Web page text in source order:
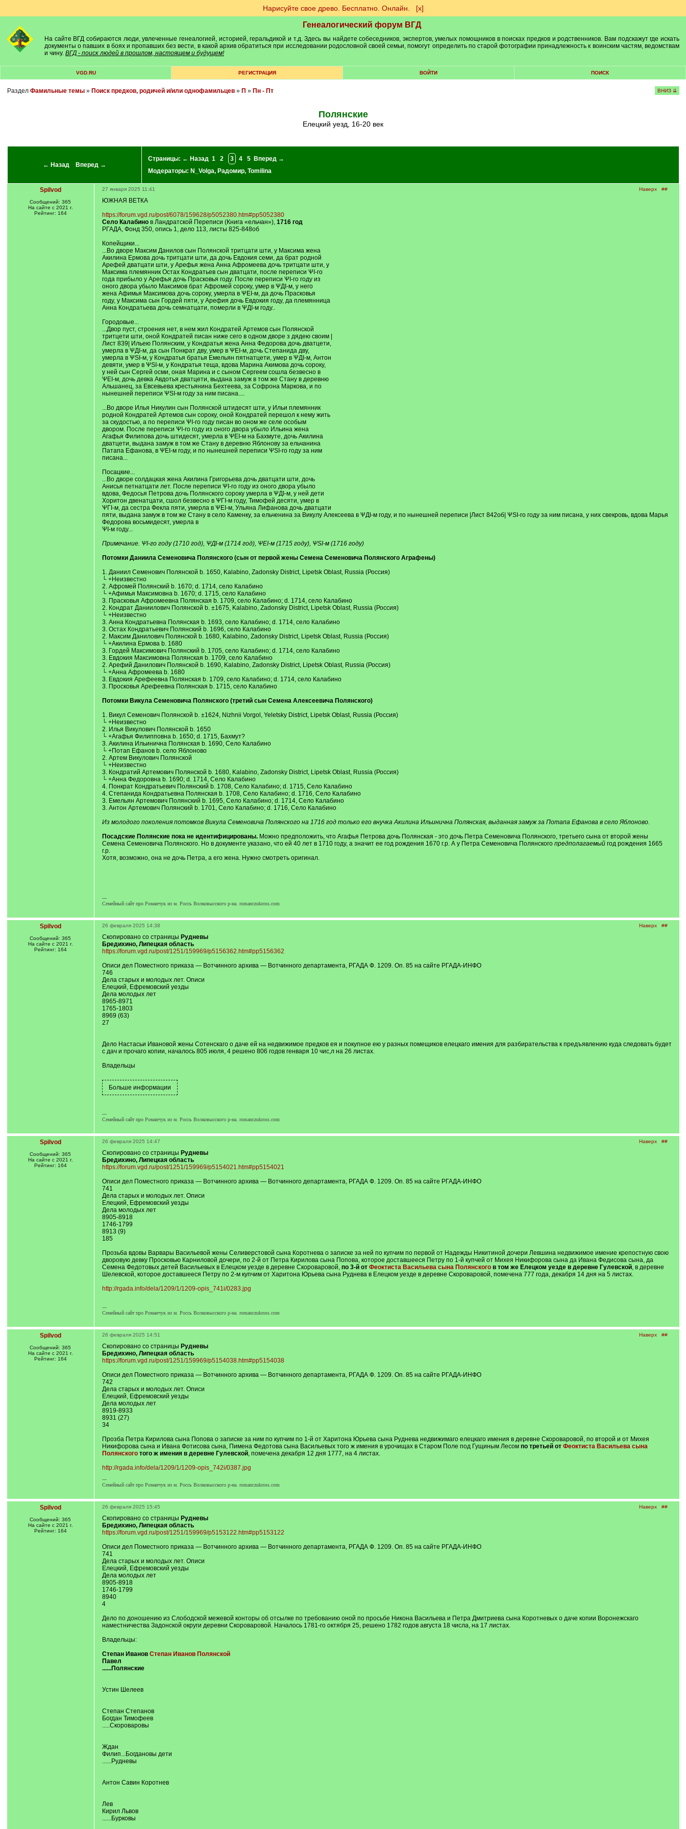
Нарисуйте свое древо. Бесплатно. Онлайн. [х]
Генеалогический форум ВГД
На сайте ВГД собираются люди, увлеченные генеалогией, историей, геральдикой и т.д. Здесь вы найдете собеседников, экспертов, умелых помощников в поисках предков и родственников. Вам подскажут где искать
документы о павших в боях и пропавших без вести, в какой архив обратиться при исследовании родословной своей семьи, помогут определить по старой фотографии принадлежность к воинским частям, ведомствам
и чину. ВГД - поиск людей в прошлом, настоящем и будущем!
VGD.RU РЕГИСТРАЦИЯ ВОЙТИ ПОИСК
Раздел Фамильные темы» Поиск предков, родичей и/или однофамильцев» П » Пн - Пт ВНИЗ ⇊
Полянские
Елецкий уезд, 16-20 век
← Назад Вперед →
Страницы: ← Назад 1 2 3 4 5
Вперед →
Модераторы: N_Volga, Радомир, Tomilina
Spilvod
Сообщений: 365
На сайте с 2021 г.
Рейтинг: 164
Наверх ##
27 января 2025 11:41
ЮЖНАЯ ВЕТКА
https://forum.vgd.ru/post/6078/159628/p5052380.htm#pp5052380
Село Калабинов Ландратской Переписи (Книга «ельчан»), 1716 год
РГАДА, Фонд 350, опись 1, дело 113, листы 825-848об
Копейщики...
...Во дворе Максим Данилов сын Полянской тритцати шти, у Максима жена
Акилина Ермова дочь тритцати шти, да дочь Евдокия семи, да брат родной
Арефей дватцати шти, у Арефья жена Анна Афромеева дочь тритцати шти, у
Максима племянник Остах Кондратьев сын дватцати, после переписи ѰI-го
года прибыло у Арефья дочь Прасковья году. После переписи ѰI-го году из
оного двора убыло Максимов брат Афромей сороку, умер в ѰДI-м, у него
жена Афимья Максимова дочь сороку, умерла в ѰЕI-м, да дочь Прасковья
году, у Максима сын Гордей пяти, у Арефия дочь Евдокия году, да племянница
Анна Кондратьева дочь семнатцати, померли в ѰДI-м году..
Городовые...
...Двор пуст, строения нет, в нем жил Кондратей Артемов сын Полянской
тритцети шти, оной Кондратей писан ниже сего в одном дворе з дядею своим |
Лист 839| Ильею Полянским, у Кондратья жена Анна Федорова дочь дватцети,
умерла в ѰДI-м, да сын Понкрат дву, умер в ѰЕI-м, дочь Степанида дву,
умерла в ѰSI-м, у Кондратья братья Емельян пятнатцети, умер в ѰДI-м, Антон
девяти, умер в ѰSI-м, у Кондратья теща, вдова Марина Акимова дочь сороку,
у ней сын Сергей осми, оная Марина и с сыном Сергеем сошла безвесно в
ѰЕI-м, дочь девка Авдотья дватцети, выдана замуж в том же Стану в деревню
Альшанец, за Евсевьева крестьянина Бехтеева, за Софрона Маркова, и по
нынешней переписи ѰSI-м году за ним писана....
...Во дворе Илья Никулин сын Полянской штидесят шти, у Ильи племянник
родной Кондратей Артемов сын сороку, оной Кондратей перешол к нему жить
за скудостью, а по переписи ѰI-го году писан во оном же селе особым
двором. После переписи ѰI-го году из оного двора убыло Ильина жена
Агафья Филипова дочь штидесят, умерла в ѰЕI-м на Бахмуте, дочь Акилина
дватцети, выдана замуж в том же Стану в деревню Яблонову за ельчанина
Патапа Ефанова, в ѰЕI-м году, и по нынешней переписи ѰSI-го году за ним
писана...
Посацкие...
...Во дворе солдацкая жена Акилина Григорьева дочь дватцати шти, дочь
Анисья петнатцати лет. После переписи ѰI-го году из оного двора убыло
вдова, Федосья Петрова дочь Полянского сороку умерла в ѰДI-м, у ней дети
Хоритон двенатцати, сшол безвесно в ѰГI-м году, Тимофей десяти, умер в
ѰГI-м, да сестра Фекла пяти, умерла в ѰЕI-м, Ульяна Лифанова дочь дватцати
пяти, выдана замуж в том же Стану в село Каменку, за ельченина за Викулу Алексеева в ѰДI-м году, и по нынешней переписи |Лист 842об| ѰSI-го году за ним писана, у них свекровь, вдова Марья
Федорова восьмидесят, умерла в
ѰI-м году...
Примечание. ѰI-го году (1710 год), ѰДI-м (1714 год), ѰЕI-м (1715 году), ѰSI-м (1716 году)
Потомки Даниила Семеновича Полянского (сын от первой жены Семена Семеновича Полянского Аграфены)
1. Даниил Семенович Полянской b. 1650, Kalabino, Zadonsky District, Lipetsk Oblast, Russia (Россия)
└ +Неизвестно
2. Афромей Полянский b. 1670; d. 1714, село Калабино
└ +Афимья Максимовна b. 1670; d. 1715, село Калабино
3. Прасковья Афромеевна Полянская b. 1709, село Калабино; d. 1714, село Калабино
2. Кондрат Даниилович Полянской b. ±1675, Kalabino, Zadonsky District, Lipetsk Oblast, Russia (Россия)
└ +Неизвестно
3. Анна Кондратьевна Полянская b. 1693, село Калабино; d. 1714, село Калабино
3. Остах Кондратьевич Полянский b. 1696, село Калабино
2. Максим Данилович Полянской b. 1680, Kalabino, Zadonsky District, Lipetsk Oblast, Russia (Россия)
└ +Акилина Ермова b. 1680
3. Гордей Максимович Полянский b. 1705, село Калабино; d. 1714, село Калабино
3. Евдокия Максимовна Полянская b. 1709, село Калабино
2. Арефий Данилович Полянской b. 1690, Kalabino, Zadonsky District, Lipetsk Oblast, Russia (Россия)
└ +Анна Афромеева b. 1680
3. Евдокия Арефеевна Полянская b. 1709, село Калабино; d. 1714, село Калабино
3. Просковья Арефеевна Полянская b. 1715, село Калабино
Потомки Викула Семеновича Полянского (третий сын Семена Алексеевича Полянского)
1. Викул Семенович Полянской b. ±1624, Nizhnii Vorgol, Yeletsky District, Lipetsk Oblast, Russia (Россия)
└ +Неизвестно
2. Илья Викулович Полянской b. 1650
└ +Агафья Филипповна b. 1650; d. 1715, Бахмут?
3. Акилина Ильинична Полянская b. 1690, Село Калабино
└ +Потап Ефанов b. село Яблоново
2. Артем Викулович Полянской
└ +Неизвестно
3. Кондратий Артемович Полянской b. 1680, Kalabino, Zadonsky District, Lipetsk Oblast, Russia (Россия)
└ +Анна Федоровна b. 1690; d. 1714, Село Калабино
4. Понкрат Кондратьевич Полянский b. 1708, Село Калабино; d. 1715, Село Калабино
4. Степанида Кондратьевна Полянская b. 1708, Село Калабино; d. 1716, Село Калабино
3. Емельян Артемович Полянский b. 1695, Село Калабино; d. 1714, Село Калабино
3. Антон Артемович Полянский b. 1701, Село Калабино; d. 1716, Село Калабино
Из молодого поколения потомков Викула Семеновича Полянского на 1716 год только его внучка Акилина Ильинична Полянская, выданная замуж за Потапа Ефанова в село Яблоново.
Посадские Полянские пока не идентифицированы.Можно предположить, что Агафья Петрова дочь Полянская - это дочь Петра Семеновича Полянского, третьего сына от второй жены
Семена Семеновича Полянского. Но в документе указано, что ей 40 лет в 1710 году, а значит ее год рождения 1670 г.р. А у Петра Семеновича Полянского предполагаемыйгод рождения 1665
г.р.
Хотя, возможно, она не дочь Петра, а его жена. Нужно смотреть оригинал.
---
Семейный сайт про Романчук из м. Россь Волковысского р-на. romanczukross.com
Spilvod
Сообщений: 365
На сайте с 2021 г.
Рейтинг: 164
Наверх ##
26 февраля 2025 14:38
Скопировано со страницы Рудневы
Бредихино, Липецкая область
https://forum.vgd.ru/post/1251/159969/p5156362.htm#pp5156362
Описи дел Поместного приказа — Вотчинного архива — Вотчинного департамента, РГАДА Ф. 1209. Оп. 85 на сайте РГАДА-ИНФО
746
Дела старых и молодых лет. Описи
Елецкий, Ефремовский уезды
Дела молодых лет
8965-8971
1765-1803
8969 (63)
27
Дело Настасьи Ивановой жены Сотенскаго о даче ей на недвижимое предков ея и покупное ею у разных помещиков елецкаго имения для разбирательства к предъявлению куда следовать будет
с дач и прочаго копии, началось 805 июля, 4 решено 806 годов генваря 10 чис,л на 26 листах.
Владельцы
---
Семейный сайт про Романчук из м. Россь Волковысского р-на. romanczukross.com
Spilvod
Сообщений: 365
На сайте с 2021 г.
Рейтинг: 164
Наверх ##
26 февраля 2025 14:47
Скопировано со страницы Рудневы
Бредихино, Липецкая область
https://forum.vgd.ru/post/1251/159969/p5154021.htm#pp5154021
Описи дел Поместного приказа — Вотчинного архива — Вотчинного департамента, РГАДА Ф. 1209. Оп. 85 на сайте РГАДА-ИНФО
741
Дела старых и молодых лет. Описи
Елецкий, Ефремовский уезды
Дела молодых лет
8905-8918
1746-1799
8913 (9)
185
Прозьба вдовы Варвары Васильевой жены Селиверстовой сына Коротнева о записке за ней по купчим по первой от Надежды Никитиной дочери Левшина недвижимое имение крепостную свою
дворовую девку Просковью Карниловой дочери, по 2-й от Петра Кирилова сына Попова, которое доставшееся Петру по 1-й купчей от Михея Никифорова сына да Ивана Федисова сына, да
Семена Федотовых детей Васильевых в Елецком уезде в деревне Скороваровой, по 3-й от Феоктиста Васильева сына Полянскогов том же Елецком уезде в деревне Гулевской, в деревне
Шелевской, которое доставшееся Петру по 2-м купчим от Харитона Юрьева сына Руднева в Елецком уезде в деревне Скороваровой, помечена 777 года, декабря 14 дня на 5 листах.
http://rgada.info/dela/1209/1/1209-opis_741i/0283.jpg
---
Семейный сайт про Романчук из м. Россь Волковысского р-на. romanczukross.com
Spilvod
Сообщений: 365
На сайте с 2021 г.
Рейтинг: 164
Наверх ##
26 февраля 2025 14:51
Скопировано со страницы Рудневы
Бредихино, Липецкая область
https://forum.vgd.ru/post/1251/159969/p5154038.htm#pp5154038
Описи дел Поместного приказа — Вотчинного архива — Вотчинного департамента, РГАДА Ф. 1209. Оп. 85 на сайте РГАДА-ИНФО
742
Дела старых и молодых лет. Описи
Елецкий, Ефремовский уезды
Дела молодых лет
8919-8933
8931 (27)
34
Прозба Петра Кирилова сына Попова о записке за ним по купчим по 1-й от Харитона Юрьева сына Руднева недвижимаго елецкаго имения в деревне Скороваровой, по второй и от Михея
Никифорова сына и Ивана Фотисова сына, Пимена Федотова сына Васильевых того ж имения в урочищах в Старом Поле под Гущиным Лесом по третьей от Феоктиста Васильева сына
Полянскоготого ж имения в деревне Гулевской, помечена декабря 12 дня 1777, на 4 листах.
http://rgada.info/dela/1209/1/1209-opis_742i/0387.jpg
---
Семейный сайт про Романчук из м. Россь Волковысского р-на. romanczukross.com
Spilvod
Сообщений: 365
На сайте с 2021 г.
Рейтинг: 164
Наверх ##
26 февраля 2025 15:45
Скопировано со страницы Рудневы
Бредихино, Липецкая область
https://forum.vgd.ru/post/1251/159969/p5153122.htm#pp5153122
Описи дел Поместного приказа — Вотчинного архива — Вотчинного департамента, РГАДА Ф. 1209. Оп. 85 на сайте РГАДА-ИНФО
741
Дела старых и молодых лет. Описи
Елецкий, Ефремовский уезды
Дела молодых лет
8905-8918
1746-1799
8940
4
Дело по доношению из Слободской межевой конторы об отсылке по требованию оной по просьбе Никона Васильева и Петра Дмитриева сына Коротневых о даче копии Воронежскаго
наместничества Задонской округи деревни Скороваровой. Началось 1781-го октября 25, решено 1782 годов августа 18 числа, на 17 листах.
Владельцы:
Степан Иванов Степан Иванов Полянской
Павел
......Полянские
Устин Шелеев
Степан Степанов
Богдан Тимофеев
.....Скороваровы
Ждан
Филип...Богдановы дети
......Рудневы
Антон Савин Коротнев
Лев
Кирил Львов
......Бурковы